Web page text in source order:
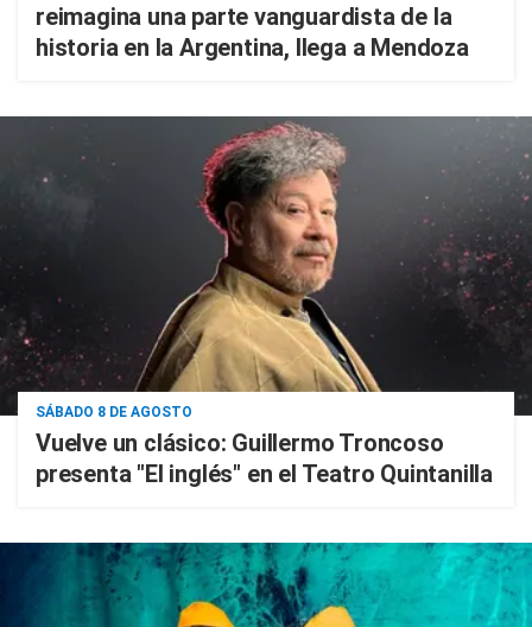
reimagina una parte vanguardista de la
historia en la Argentina, llega a Mendoza
SÁBADO 8 DE AGOSTO
Vuelve un clásico: Guillermo Troncoso
presenta "El inglés" en el Teatro Quintanilla